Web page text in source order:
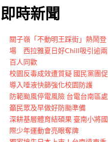
即時新聞
關子嶺「不動明王踩街」熱鬧登
場 西拉雅夏日好Chill吸引逾兩
百人同歡
校園反毒成效遭質疑 國民黨團促
導入唾液快篩強化校園防護
防範颱風停電風險 台電台南區處
籲民眾及早做好防颱準備
深耕基層體育結碩果 臺南小將國
際少年運動會亮眼奪牌